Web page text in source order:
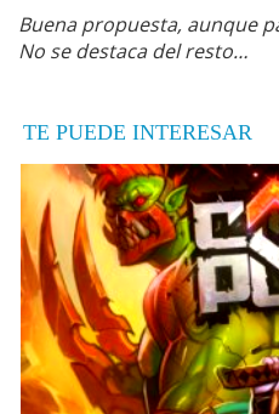
Buena propuesta, aunque
No se destaca del resto…
TE PUEDE INTERESAR